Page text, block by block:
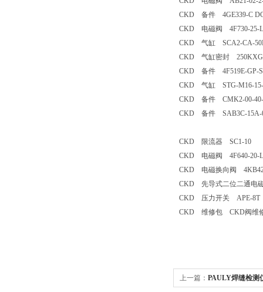
CKD 备件 4GE339-C
CKD 电磁阀 4F730-25-
CKD 气缸 SCA2-CA-
CKD 气缸密封 250KXG
CKD 备件 4F519E-GP-S-
CKD 气缸 STG-M16-
CKD 备件 CMK2-00-40-
CKD 备件 SAB3C-15A-
CKD 限流器 SC1-10
CKD 电磁阀 4F640-20-
CKD 电磁换向阀
CKD 先导式二位二通电
CKD 压力开关 APE-8T
CKD 维修包 CKD阀维
上一篇： PAULY焊缝检测